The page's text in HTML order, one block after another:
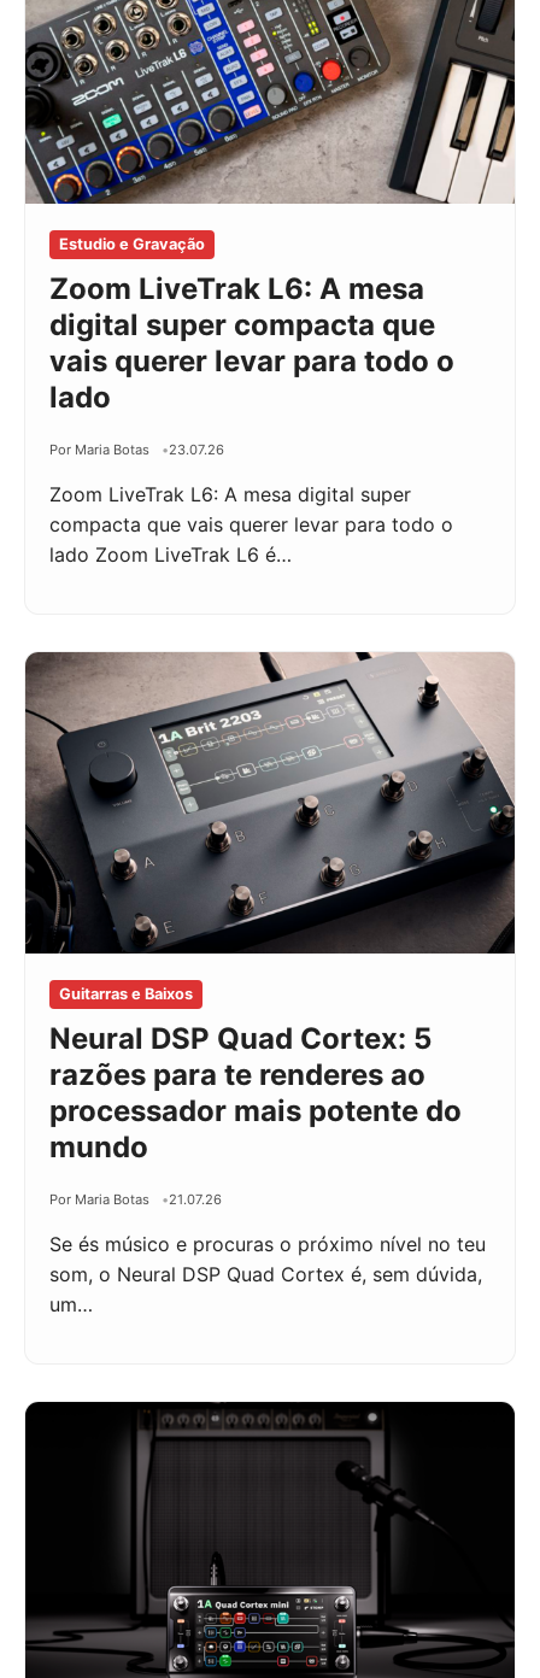
Estudio e Gravação
Zoom LiveTrak L6: A mesa
digital super compacta que
vais querer levar para todo o
lado
Por Maria Botas 23.07.26
Zoom LiveTrak L6: A mesa digital super
compacta que vais querer levar para todo o
lado Zoom LiveTrak L6 é…
Guitarras e Baixos
Neural DSP Quad Cortex: 5
razões para te renderes ao
processador mais potente do
mundo
Por Maria Botas 21.07.26
Se és músico e procuras o próximo nível no teu
som, o Neural DSP Quad Cortex é, sem dúvida,
um…